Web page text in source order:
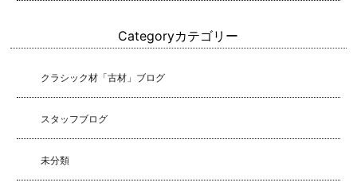
Categoryカテゴリー
クラシック材「古材」ブログ
スタッフブログ
未分類